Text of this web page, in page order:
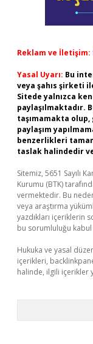
Reklam ve İletişim:
Yasal Uyarı: Bu
veya şahıs şirketi
Sitede yalnızca
paylaşılmaktadır.
taşımamakta
paylaşım
benzerlikleri
taslak halindedir
Sitemiz, 5651 Sayılı
Kurumu (BTK)
vermektedir. Bu
veya araştırma
yazdıkları içeriklerin
bu sorumluluğu kabul
Hukuka ve yasal
içerikleri,
halinde, ilgili içerikler